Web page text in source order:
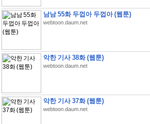
남남 55화 두껍아 두껍아 (웹툰)
webtoon.daum.net
악한 기사 38화 (웹툰)
webtoon.daum.net
악한 기사 37화 (웹툰)
webtoon.daum.net